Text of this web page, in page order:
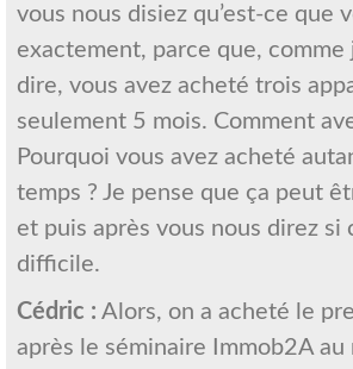
vous nous disiez qu’est-ce que
exactement, parce que, comme
dire, vous avez acheté trois
seulement 5 mois. Comment
Pourquoi vous avez acheté
temps ? Je pense que ça peut
et puis après vous nous direz si
difficile.
Cédric : Alors, on a acheté le
après le séminaire Immob2A au